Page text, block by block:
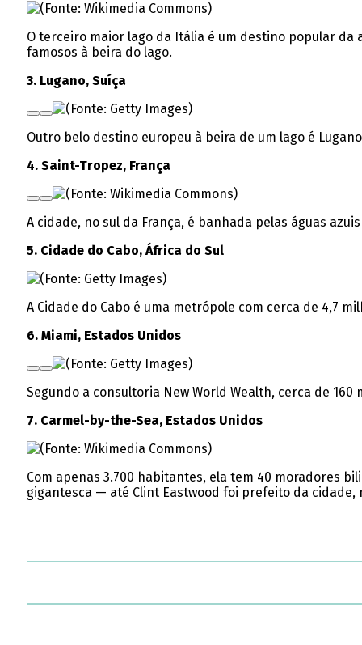
O terceiro maior lago da Itália é um destino popular
famosos à beira do lago.
3. Lugano, Suíça
Outro belo destino europeu à beira de um lago é
4. Saint-Tropez, França
A cidade, no sul da França, é banhada pelas águas
5. Cidade do Cabo, África do Sul
A Cidade do Cabo é uma metrópole com cerca de 4,7
6. Miami, Estados Unidos
Segundo a consultoria New World Wealth, cerca de
7. Carmel-by-the-Sea, Estados Unidos
Com apenas 3.700 habitantes, ela tem 40 moradores
gigantesca — até Clint Eastwood foi prefeito da cidade,